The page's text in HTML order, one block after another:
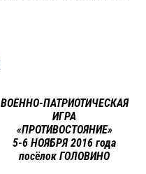
ВОЕННО-ПАТРИОТИЧЕСКАЯ
ИГРА
«ПРОТИВОСТОЯНИЕ»
5-6 НОЯБРЯ 2016 года
посёлок ГОЛОВИНО